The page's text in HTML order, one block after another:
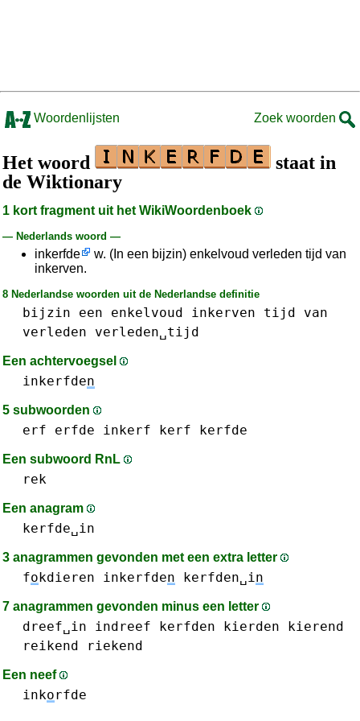
Woordenlijsten Zoek woorden
Het woord
staat in
de Wiktionary
1 kort fragment uit het WikiWoordenboek
— Nederlands woord —
inkerfde
w. (In een bijzin) enkelvoud verleden tijd van
inkerven.
8 Nederlandse woorden uit de Nederlandse definitie
bijzin een enkelvoud inkerven tijd
van
verleden
verleden␣tijd
Een achtervoegsel
inkerfden
5 subwoorden
erf erfde inkerf kerf kerfde
Een subwoord RnL
rek
Een anagram
kerfde␣in
3 anagrammen gevonden met een extra letter
fokdieren inkerfden kerfden␣in
7 anagrammen gevonden minus een letter
dreef␣in indreef kerfden kierden
kierend
reikend
riekend
Een neef
inkorfde